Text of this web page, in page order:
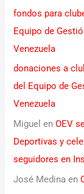
fondos para
Equipo de
Venezuela
donaciones a
del Equipo de
Venezuela
Miguel enOEV
Deportivas y
seguidores en
José Medina en